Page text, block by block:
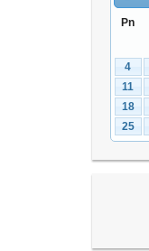
Pn
4
11
18
25